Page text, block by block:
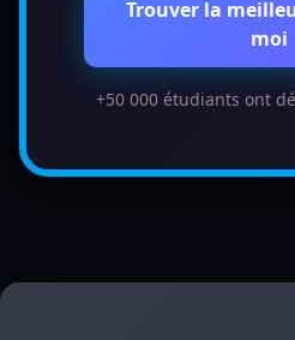
Trouver la
moi
+50 000 étudiants ont